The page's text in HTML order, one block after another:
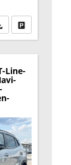
Sie an
PDF-Datei,Drucken,
Line-